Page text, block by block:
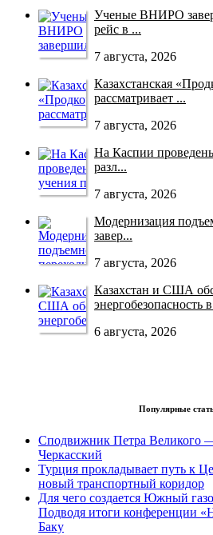
Ученые ВНИРО
рейс в ...
7 августа, 2026
Казахстанская
рассматривает ...
7 августа, 2026
На Каспии
разл...
7 августа, 2026
Модернизация
завер...
7 августа, 2026
Казахстан и США
энергобезопасность
6 августа, 2026
Популярные
Сподвижник Петра Великого
Черкасский
Турция прокладывает путь к
новый транспортный коридор
Для чего создается Южный
Подводя итоги конференции
Баку